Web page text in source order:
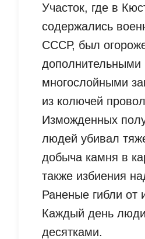
Участок, где в
содержались
СССР, был
дополнительными
многослойными
из колючей
Изможденных
людей убивал
добыча камня в
также избиения
Раненые гибли от
Каждый день
десятками.